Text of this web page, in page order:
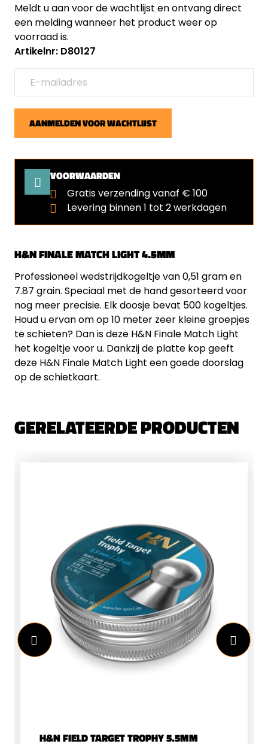
H&N FINALE MATCH LIGHT 4.5MM
Professioneel wedstrijdkogeltje van 0,51 gram en
7.87 grain. Speciaal met de hand gesorteerd voor
nog meer precisie. Elk doosje bevat 500 kogeltjes.
Houd u ervan om op 10 meter zeer kleine groepjes
te schieten? Dan is deze H&N Finale Match Light
het kogeltje voor u. Dankzij de platte kop geeft
deze H&N Finale Match Light een goede doorslag
op de schietkaart.
Meldt u aan voor de wachtlijst en ontvang direct
een melding wanneer het product weer op
voorraad is.
Artikelnr: D80127
AANMELDEN VOOR WACHTLIJST
VOORWAARDEN
Gratis verzending vanaf € 100
Levering binnen 1 tot 2 werkdagen
GERELATEERDE PRODUCTEN
H&N FIELD TARGET TROPHY 5.5MM